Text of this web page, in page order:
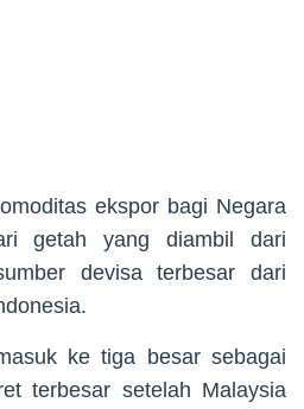
ekspor bagi Negara
getah yang diambil dari
devisa terbesar dari
ke tiga besar sebagai
terbesar setelah Malaysia